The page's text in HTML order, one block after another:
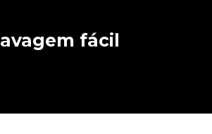
Lavagem fácil